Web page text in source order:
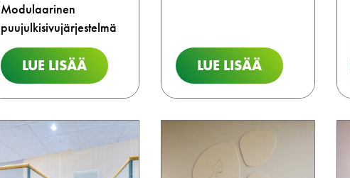
Modulaarinen
puujulkisivujärjestelmä
LUE LISÄÄ LUE LISÄÄ